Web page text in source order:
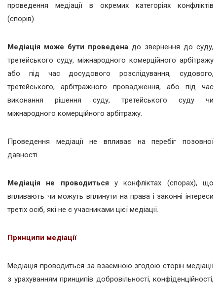
проведення медіації в окремих категоріях конфліктів
(спорів).
Медіація може бути проведена до звернення до суду,
третейського суду, міжнародного комерційного арбітражу
або під час досудового розслідування, судового,
третейського, арбітражного провадження, або під час
виконання рішення суду, третейського суду чи
міжнародного комерційного арбітражу.
Проведення медіації не впливає на перебіг позовної
давності.
Медіація не проводиться у конфліктах (спорах), що
впливають чи можуть вплинути на права і законні інтереси
третіх осіб, які не є учасниками цієї медіації.
Принципи медіації
Медіація проводиться за взаємною згодою сторін медіації
з урахуванням принципів добровільності, конфіденційності,